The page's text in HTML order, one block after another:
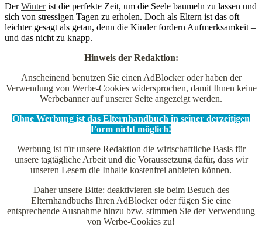
DerWinterist die perfekte Zeit, um die Seele baumeln zu lassen und
sich von stressigen Tagen zu erholen. Doch als Eltern ist das oft
leichter gesagt als getan, denn die Kinder fordern Aufmerksamkeit –
und das nicht zu knapp.
Hinweis der Redaktion:
Anscheinend benutzen Sie einen AdBlocker oder haben der
Verwendung von Werbe-Cookies widersprochen, damit Ihnen keine
Werbebanner auf unserer Seite angezeigt werden.
Ohne Werbung ist das Elternhandbuch in seiner derzeitigen
Form nicht möglich!
Werbung ist für unsere Redaktion die wirtschaftliche Basis für
unsere tagtägliche Arbeit und die Voraussetzung dafür, dass wir
unseren Lesern die Inhalte kostenfrei anbieten können.
Daher unsere Bitte: deaktivieren sie beim Besuch des
Elternhandbuchs Ihren AdBlocker oder fügen Sie eine
entsprechende Ausnahme hinzu bzw. stimmen Sie der Verwendung
von Werbe-Cookies zu!